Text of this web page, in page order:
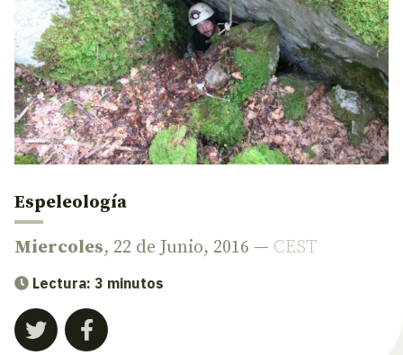
Espeleología
Miercoles, 22 de Junio, 2016 — CEST
Lectura: 3 minutos